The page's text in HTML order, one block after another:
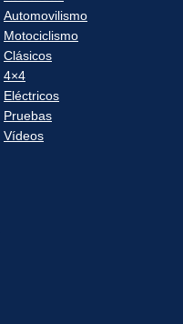
Automovilismo
Motociclismo
Clásicos
4×4
Eléctricos
Pruebas
Vídeos